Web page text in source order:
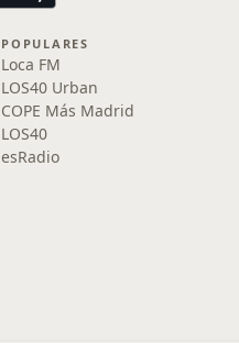
POPULARES
Loca FM
LOS40 Urban
COPE Más Madrid
LOS40
esRadio